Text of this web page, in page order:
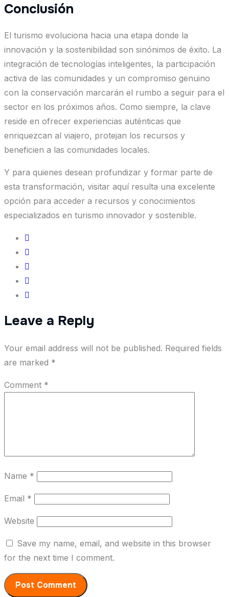
Conclusión
El turismo evoluciona hacia una etapa donde la
innovación y la sostenibilidad son sinónimos de éxito. La
integración de tecnologías inteligentes, la participación
activa de las comunidades y un compromiso genuino
con la conservación marcarán el rumbo a seguir para el
sector en los próximos años. Como siempre, la clave
reside en ofrecer experiencias auténticas que
enriquezcan al viajero, protejan los recursos y
beneficien a las comunidades locales.
Y para quienes desean profundizar y formar parte de
esta transformación, visitar aquí resulta una excelente
opción para acceder a recursos y conocimientos
especializados en turismo innovador y sostenible.
Leave a Reply
Your email address will not be published. Required fields
are marked *
Comment *
Name *
Email *
Website
Save my name, email, and website in this browser
for the next time I comment.